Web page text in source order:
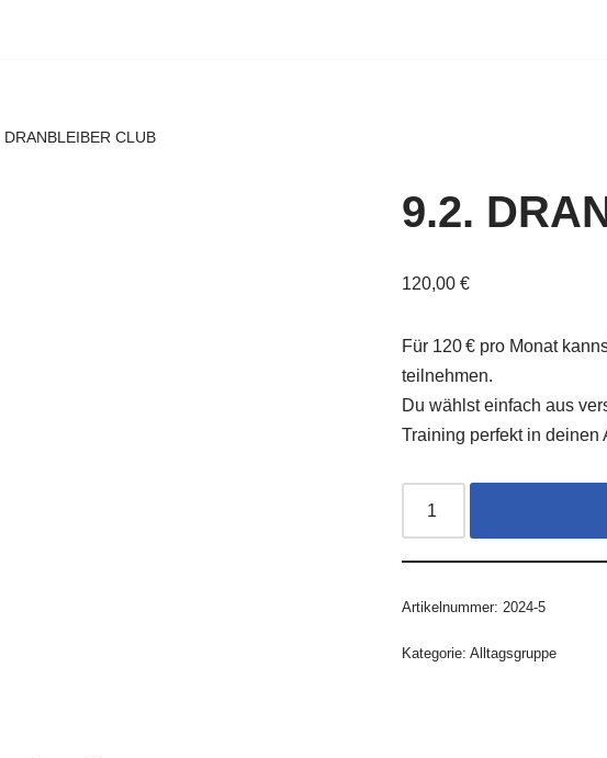
DRANBLEIBER CLUB
9.2.
120,00€
Für 120 € pro Monat
teilnehmen.
Du wählst einfach aus
Training perfekt in deinen
Artikelnummer:2024-5
Kategorie:Alltagsgruppe